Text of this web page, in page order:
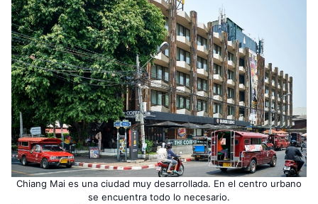
Chiang Mai es una ciudad muy desarrollada. En el centro urbano
se encuentra todo lo necesario.